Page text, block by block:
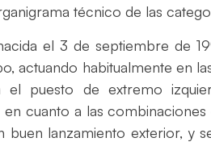
técnico de las
el 3 de septiembre de
actuando habitualmente en
el puesto de extremo
cuanto a las
buen lanzamiento exterior, y